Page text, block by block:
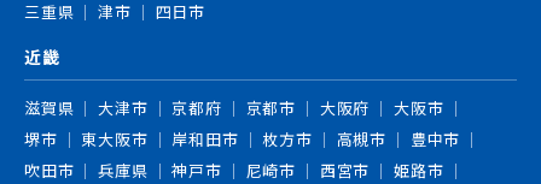
三重県
津市 四日市
近畿
滋賀県 大津市 京都府 京都市 大阪府
大阪市
堺市
東大阪市 岸和田市 枚方市 高槻市
豊中市
吹田市
兵庫県 神戸市 尼崎市 西宮市
姫路市